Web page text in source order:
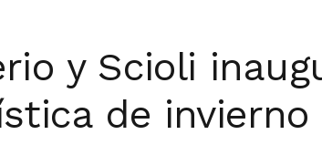
y Scioli
de invierno